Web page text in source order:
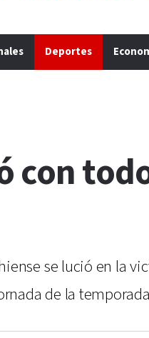
Deportes
con
se lució en la
de la